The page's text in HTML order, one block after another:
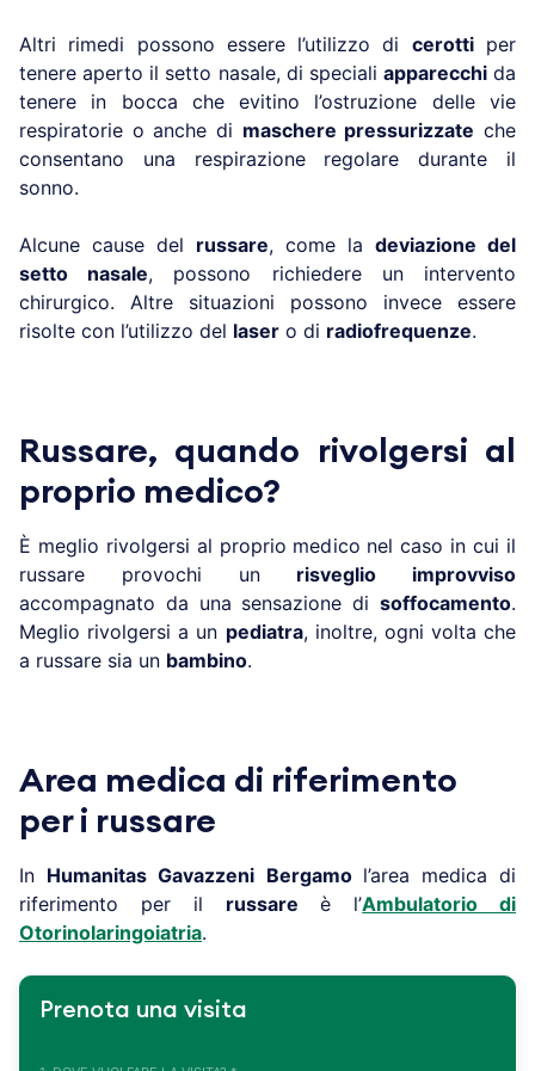
Altri rimedi possono essere l’utilizzo di cerottiper
tenere aperto il setto nasale, di speciali apparecchida
tenere in bocca che evitino l’ostruzione delle vie
respiratorie o anche di maschere pressurizzate che
consentano una respirazione regolare durante il
sonno.
Alcune cause del russare, come la deviazione del
setto nasale, possono richiedere un intervento
chirurgico. Altre situazioni possono invece essere
risolte con l’utilizzo del laser o di radiofrequenze.
Russare, quando rivolgersi al
proprio medico?
È meglio rivolgersi al proprio medico nel caso in cui il
russare provochi un risveglio improvviso
accompagnato da una sensazione di soffocamento.
Meglio rivolgersi a un pediatra, inoltre, ogni volta che
a russare sia un bambino.
Area medica di riferimento
per i russare
In Humanitas Gavazzeni Bergamo l’area medica di
riferimento per il russare è l’Ambulatorio di
Otorinolaringoiatria.
Prenota una visita